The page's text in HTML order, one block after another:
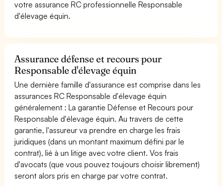
votre assurance RC professionnelle Responsable
d'élevage équin.
Assurance défense et recours pour
Responsable d'élevage équin
Une dernière famille d'assurance est comprise dans les
assurances RC Responsable d'élevage équin
généralement : La garantie Défense et Recours pour
Responsable d'élevage équin. Au travers de cette
garantie, l'assureur va prendre en charge les frais
juridiques (dans un montant maximum défini par le
contrat), lié à un litige avec votre client. Vos frais
d'avocats (que vous pouvez toujours choisir librement)
seront alors pris en charge par votre contrat.